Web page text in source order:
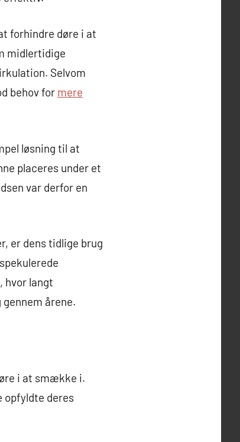
forhindre døre i at
midlertidige
Selvom
behov for mere
løsning til at
placeres under et
var derfor en
er dens tidlige brug
hvor langt
årene.
i at smække i.
opfyldte deres